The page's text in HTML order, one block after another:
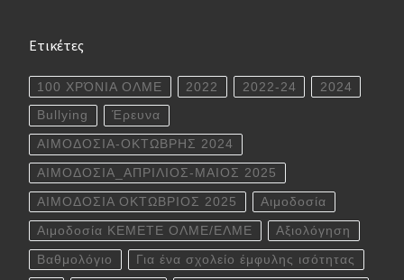
Ετικέτες
100 ΧΡΌΝΙΑ ΟΛΜΕ 2022 2022-24 2024
Bullying Έρευνα
ΑΙΜΟΔΟΣΙΑ-ΟΚΤΩΒΡΗΣ 2024
ΑΙΜΟΔΟΣΙΑ_ΑΠΡΙΛΙΟΣ-ΜΑΙΟΣ 2025
ΑΙΜΟΔΟΣΙΑ ΟΚΤΩΒΡΙΟΣ 2025 Αιμοδοσία
Αιμοδοσία ΚΕΜΕΤΕ ΟΛΜΕ/ΕΛΜΕ Αξιολόγηση
Βαθμολόγιο Για ένα σχολείο έμφυλης ισότητας